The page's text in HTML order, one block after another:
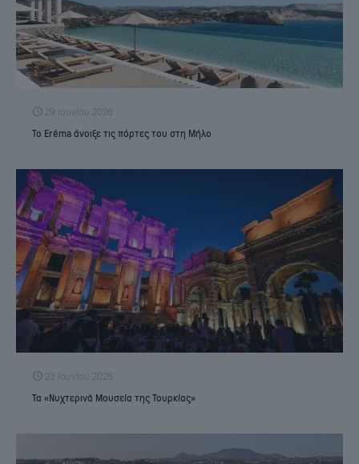
29 Ιουνίου 2026
Το Eréma άνοιξε τις πόρτες του στη Μήλο
23 Ιουνίου 2026
Τα «Νυχτερινά Μουσεία της Τουρκίας»